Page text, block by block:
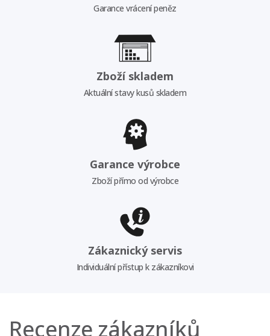
Garance vrácení peněz
Zboží skladem
Aktuální stavy kusů skladem
Garance výrobce
Zboží přímo od výrobce
Zákaznický servis
Individuální přístup k zákazníkovi
Recenze zákazníků